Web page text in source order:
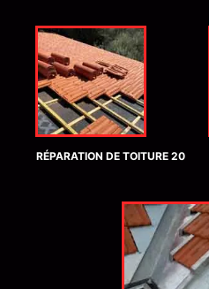
RÉPARATION DE TOITURE 20